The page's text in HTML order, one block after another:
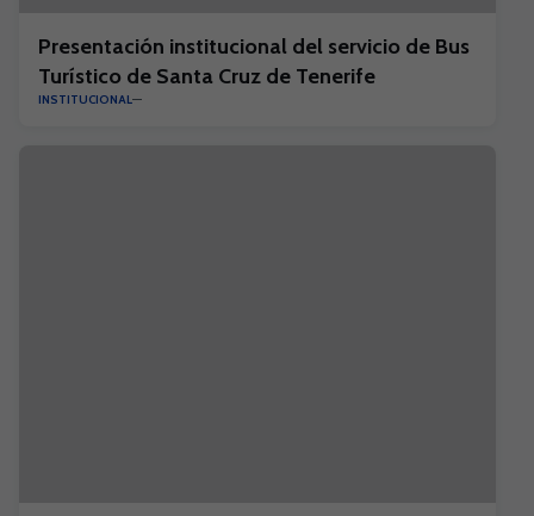
Presentación institucional del servicio de Bus
Turístico de Santa Cruz de Tenerife
INSTITUCIONAL